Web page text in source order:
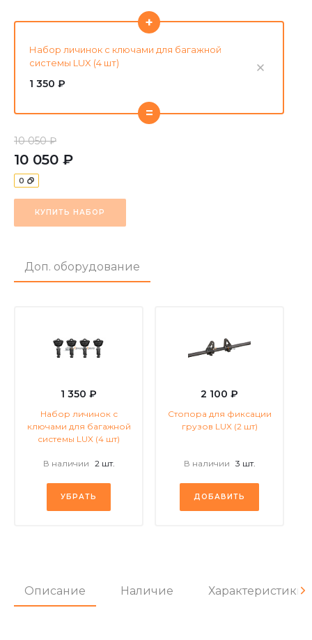
Набор личинок с ключами для багажной
системы LUX (4 шт)
1 350 ₽
+
=
10 050 ₽
10 050 ₽
0
КУПИТЬ НАБОР
Доп. оборудование
1 350 ₽
Набор личинок с
ключами для багажной
системы LUX (4 шт)
В наличии 2 шт.
УБРАТЬ
2 100 ₽
Стопора для фиксации
грузов LUX (2 шт)
В наличии 3 шт.
ДОБАВИТЬ
Описание Наличие Характеристики